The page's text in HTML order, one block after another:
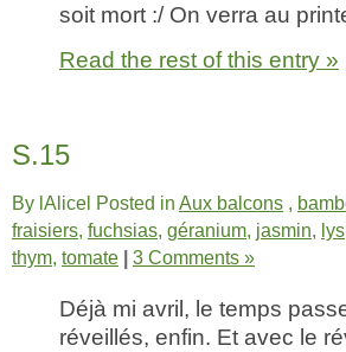
soit mort :/ On verra au
Read the rest of this entry »
S.15
By lAlicel Posted in Aux balcons ,
fraisiers, fuchsias, géranium, jasmin, lys
thym, tomate | 3 Comments »
Déjà mi avril, le temps
réveillés, enfin. Et avec le